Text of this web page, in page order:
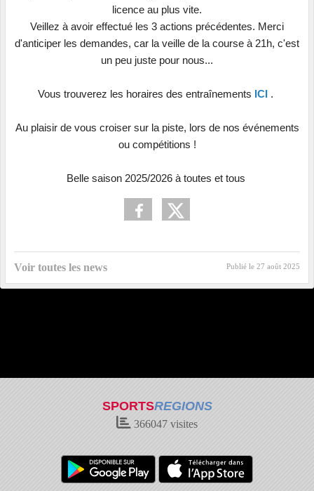
licence au plus vite.
Veillez à avoir effectué les 3 actions précédentes. Merci
d'anticiper les demandes, car la veille de la course à 21h, c'est
un peu juste pour nous...
Vous trouverez les horaires des entraînements ICI .
Au plaisir de vous croiser sur la piste, lors de nos événements
ou compétitions !
Belle saison 2025/2026 à toutes et tous
Voir toutes les news Publié le 27 août 2025
SPORTSREGIONS
366047 visites